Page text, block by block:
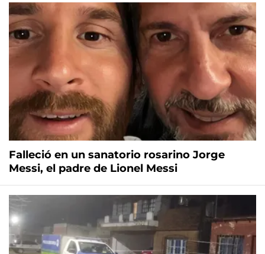
Falleció en un sanatorio rosarino Jorge
Messi, el padre de Lionel Messi